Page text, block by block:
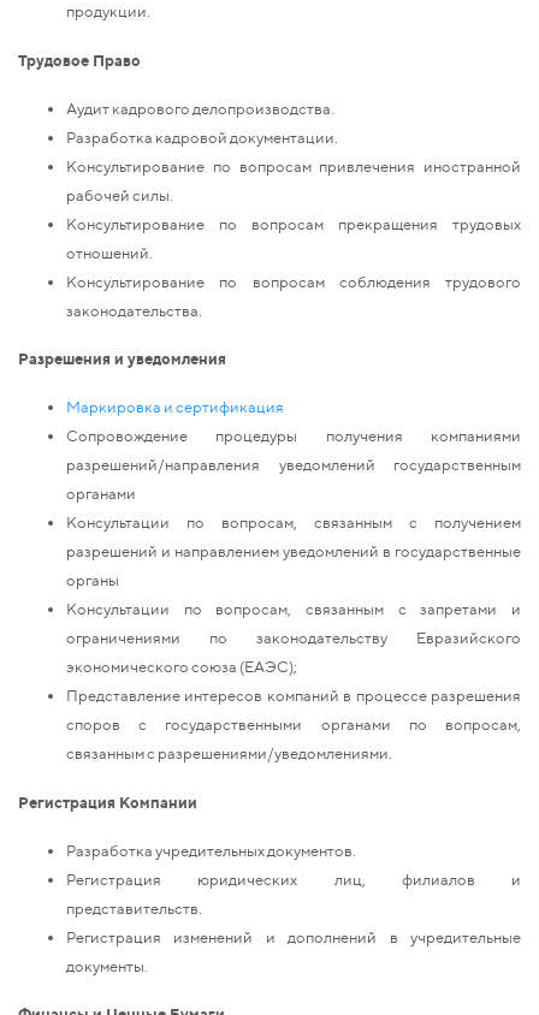
продукции.
Трудовое Право
Аудит кадрового делопроизводства.
Разработка кадровой документации.
Консультирование по вопросам привлечения иностранной
рабочей силы.
Консультирование по вопросам прекращения трудовых
отношений.
Консультирование по вопросам соблюдения трудового
законодательства.
Разрешения и уведомления
Маркировка и сертификация
Сопровождение процедуры получения компаниями
разрешений/направления уведомлений государственным
органами
Консультации по вопросам, связанным с получением
разрешений и направлением уведомлений в государственные
органы
Консультации по вопросам, связанным с запретами и
ограничениями по законодательству Евразийского
экономического союза (ЕАЭС);
Представление интересов компаний в процессе разрешения
споров с государственными органами по вопросам,
связанным с разрешениями/уведомлениями.
Регистрация Компании
Разработка учредительных документов.
Регистрация юридических лиц, филиалов и
представительств.
Регистрация изменений и дополнений в учредительные
документы.